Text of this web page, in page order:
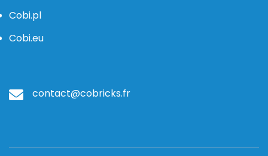
Cobi.pl
Cobi.eu
contact@cobricks.fr